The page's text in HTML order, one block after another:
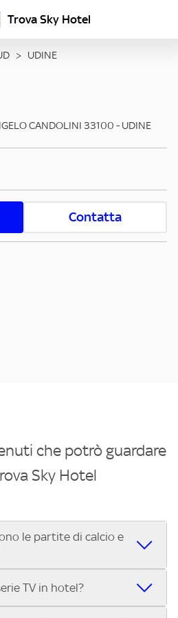
Trova Sky Hotel
> UDINE
CANDOLINI 33100 - UDINE
Contatta
che potrò guardare
Sky Hotel
le partite di calcio e
vedere le partite di Serie A,
TV in hotel?